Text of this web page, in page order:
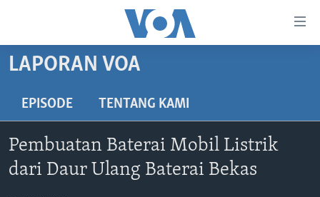
Akses
Utama
Lanjut
ke
DUNIA
POLYGRAPH
DAFTAR PROGRAM
LAPORAN VOA
EPISODE TENTANG KAMI
Pembuatan Baterai Mobil Listrik
dari Daur Ulang Baterai Bekas